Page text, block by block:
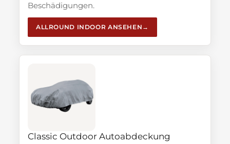
Beschädigungen.
ALLROUND INDOOR ANSEHEN
Classic Outdoor Autoabdeckung